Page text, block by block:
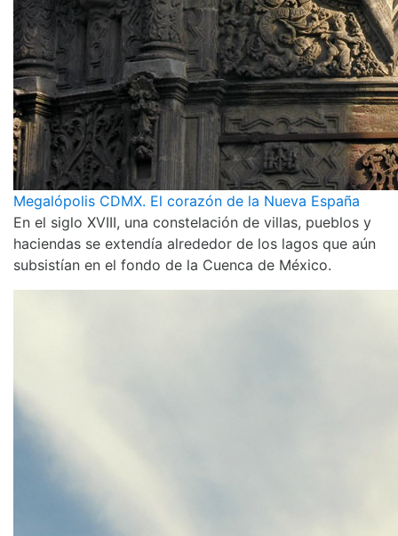
Megalópolis CDMX. El corazón de la Nueva España
En el siglo XVIII, una constelación de villas, pueblos y
haciendas se extendía alrededor de los lagos que aún
subsistían en el fondo de la Cuenca de México.